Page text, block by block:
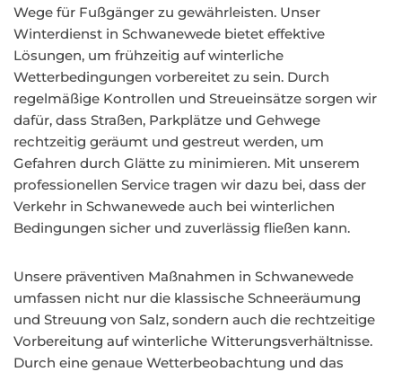
Wege für Fußgänger zu gewährleisten. Unser
Winterdienst in Schwanewede bietet effektive
Lösungen, um frühzeitig auf winterliche
Wetterbedingungen vorbereitet zu sein. Durch
regelmäßige Kontrollen und Streueinsätze sorgen wir
dafür, dass Straßen, Parkplätze und Gehwege
rechtzeitig geräumt und gestreut werden, um
Gefahren durch Glätte zu minimieren. Mit unserem
professionellen Service tragen wir dazu bei, dass der
Verkehr in Schwanewede auch bei winterlichen
Bedingungen sicher und zuverlässig fließen kann.
Unsere präventiven Maßnahmen in Schwanewede
umfassen nicht nur die klassische Schneeräumung
und Streuung von Salz, sondern auch die rechtzeitige
Vorbereitung auf winterliche Witterungsverhältnisse.
Durch eine genaue Wetterbeobachtung und das